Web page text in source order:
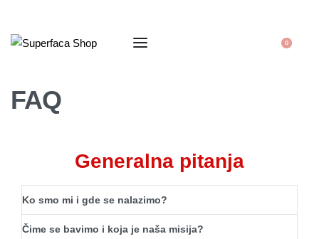
0
FAQ
Generalna pitanja
Ko smo mi i gde se nalazimo?
Čime se bavimo i koja je naša misija?